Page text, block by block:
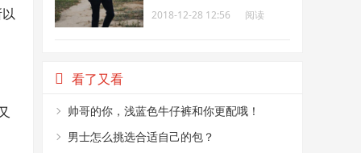
2018-12-28 12:56
阅读
看了又看
帅哥的你，浅蓝色牛仔裤和你更配哦！
男士怎么挑选合适自己的包？